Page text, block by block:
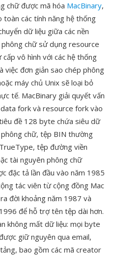
chữ được mã hóa MacBinary,
các tính năng hệ thống
dữ liệu giữa các nền
chữ sử dụng resource
vô hình với các hệ thống
việc đơn giản sao chép phông
máy chủ Unix sẽ loại bỏ
tế. MacBinary giải quyết vấn
fork và resource fork vào
đề 128 byte chứa siêu dữ
phông chữ, tệp BIN thường
tệp đường viền
tài nguyên phông chữ
đặc tả lần đầu vào năm 1985
tác viên từ cộng đồng Mac
đời khoảng năm 1987 và
để hỗ trợ tên tệp dài hơn.
không mất dữ liệu: mọi byte
giữ nguyên qua email,
bao gồm các mã creator